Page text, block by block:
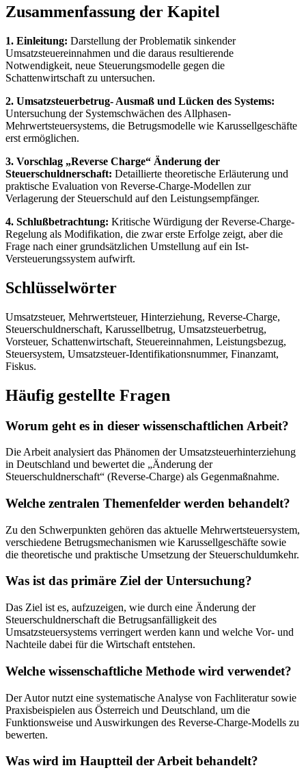
Zusammenfassung der Kapitel
1. Einleitung: Darstellung der Problematik sinkender
Umsatzsteuereinnahmen und die daraus resultierende
Notwendigkeit, neue Steuerungsmodelle gegen die
Schattenwirtschaft zu untersuchen.
2. Umsatzsteuerbetrug- Ausmaß und Lücken des Systems:
Untersuchung der Systemschwächen des Allphasen-
Mehrwertsteuersystems, die Betrugsmodelle wie Karussellgeschäfte
erst ermöglichen.
3. Vorschlag „Reverse Charge“ Änderung der
Steuerschuldnerschaft: Detaillierte theoretische Erläuterung und
praktische Evaluation von Reverse-Charge-Modellen zur
Verlagerung der Steuerschuld auf den Leistungsempfänger.
4. Schlußbetrachtung: Kritische Würdigung der Reverse-Charge-
Regelung als Modifikation, die zwar erste Erfolge zeigt, aber die
Frage nach einer grundsätzlichen Umstellung auf ein Ist-
Versteuerungssystem aufwirft.
Schlüsselwörter
Umsatzsteuer, Mehrwertsteuer, Hinterziehung, Reverse-Charge,
Steuerschuldnerschaft, Karussellbetrug, Umsatzsteuerbetrug,
Vorsteuer, Schattenwirtschaft, Steuereinnahmen, Leistungsbezug,
Steuersystem, Umsatzsteuer-Identifikationsnummer, Finanzamt,
Fiskus.
Häufig gestellte Fragen
Worum geht es in dieser wissenschaftlichen Arbeit?
Die Arbeit analysiert das Phänomen der Umsatzsteuerhinterziehung
in Deutschland und bewertet die „Änderung der
Steuerschuldnerschaft“ (Reverse-Charge) als Gegenmaßnahme.
Welche zentralen Themenfelder werden behandelt?
Zu den Schwerpunkten gehören das aktuelle Mehrwertsteuersystem,
verschiedene Betrugsmechanismen wie Karussellgeschäfte sowie
die theoretische und praktische Umsetzung der Steuerschuldumkehr.
Was ist das primäre Ziel der Untersuchung?
Das Ziel ist es, aufzuzeigen, wie durch eine Änderung der
Steuerschuldnerschaft die Betrugsanfälligkeit des
Umsatzsteuersystems verringert werden kann und welche Vor- und
Nachteile dabei für die Wirtschaft entstehen.
Welche wissenschaftliche Methode wird verwendet?
Der Autor nutzt eine systematische Analyse von Fachliteratur sowie
Praxisbeispielen aus Österreich und Deutschland, um die
Funktionsweise und Auswirkungen des Reverse-Charge-Modells zu
bewerten.
Was wird im Hauptteil der Arbeit behandelt?